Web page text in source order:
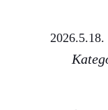
2026.5.18.